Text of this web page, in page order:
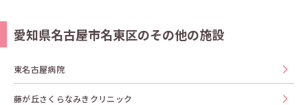
愛知県名古屋市名東区のその他の施設
東名古屋病院
藤が丘さくらなみきクリニック